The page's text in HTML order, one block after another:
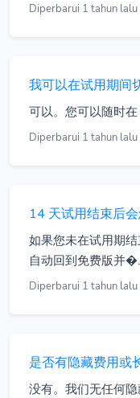
Diperbarui 1 tahun lalu
我可以在试用期间
可以。您可以随时
Diperbarui 1 tahun lalu
14 天试用结束后会
如果您未在试用期
自动回到免费版并
Diperbarui 1 tahun lalu
是否有隐藏费用或
没有。我们无任何